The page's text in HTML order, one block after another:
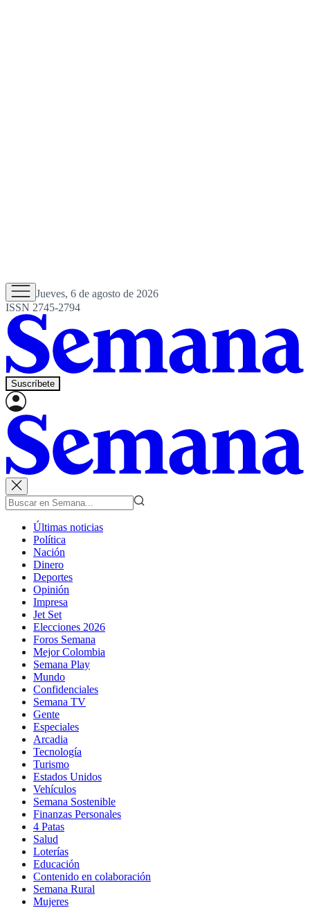
Jueves, 6 de agosto de 2026
ISSN 2745-2794
Suscríbete
Últimas noticias
Política
Nación
Dinero
Deportes
Opinión
Impresa
Jet Set
Elecciones 2026
Foros Semana
Mejor Colombia
Semana Play
Mundo
Confidenciales
Semana TV
Gente
Especiales
Arcadia
Tecnología
Turismo
Estados Unidos
Vehículos
Semana Sostenible
Finanzas Personales
4 Patas
Salud
Loterías
Educación
Contenido en colaboración
Semana Rural
Mujeres